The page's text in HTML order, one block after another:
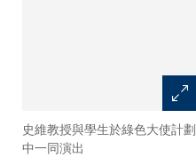
史維教授與學生於綠色大使計劃
中一同演出